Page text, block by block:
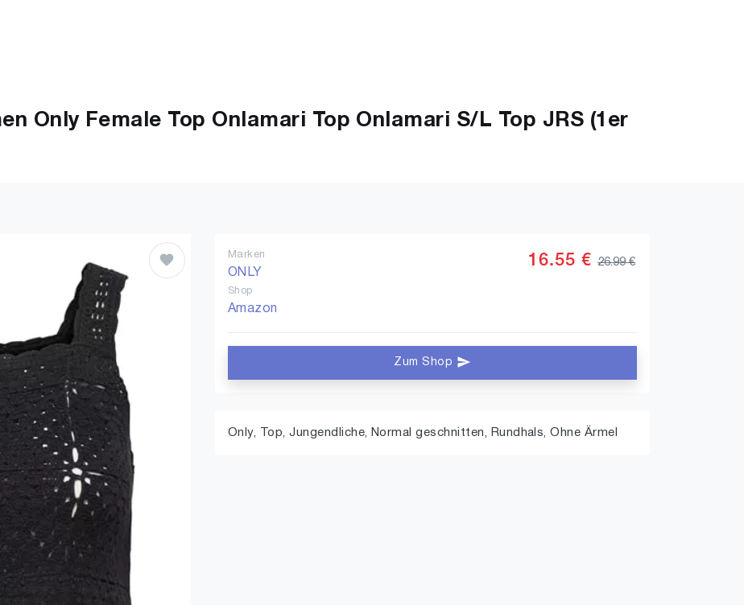
Only Female Top Onlamari Top Onlamari S/L Top JRS (1er
Marken
ONLY
Shop
Amazon
16.55 € 26.99 €
Zum Shop
Only, Top, Jungendliche, Normal geschnitten, Rundhals, Ohne Ärmel